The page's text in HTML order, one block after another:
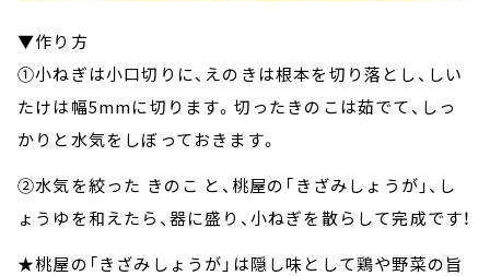
▼作り方
①小ねぎは小口切りに、えのきは根本を切り落とし、しい
たけは幅5mmに切ります。切ったきのこは茹でて、しっ
かりと水気をしぼっておきます。
②水気を絞った きのこ と、桃屋の「きざみしょうが」、し
ょうゆを和えたら、器に盛り、小ねぎを散らして完成です！
★桃屋の「きざみしょうが」は隠し味として鶏や野菜の旨